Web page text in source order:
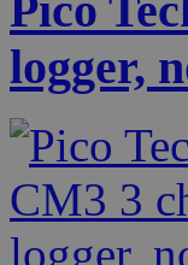
logger,